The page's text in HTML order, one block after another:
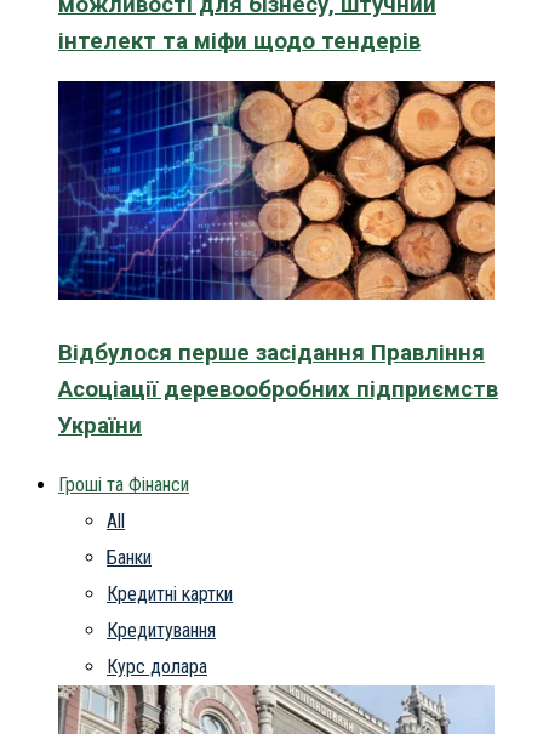
інтелект та міфи щодо тендерів
Відбулося перше засідання Правління
Асоціації деревообробних підприємств
України
Гроші та Фінанси
All
Банки
Кредитні картки
Кредитування
Курс долара